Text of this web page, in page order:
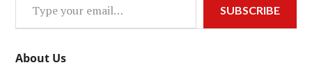
SUBSCRIBE
About Us